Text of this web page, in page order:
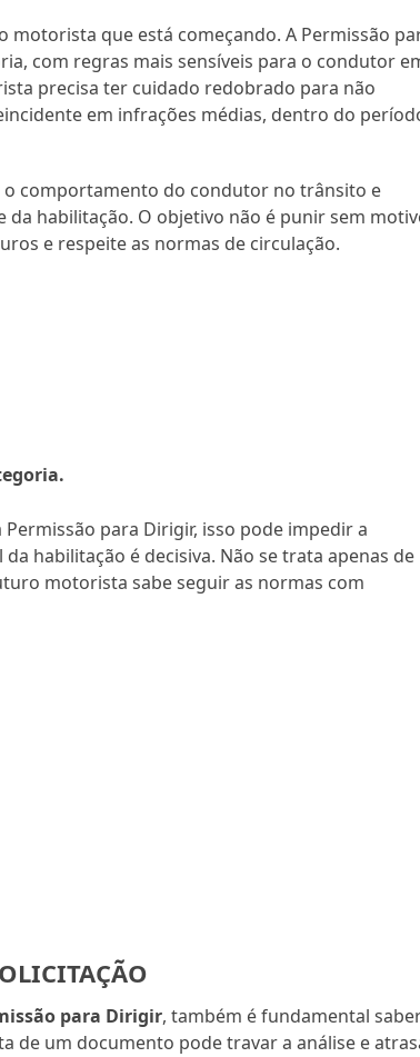
que está começando. A Permissão
com regras mais sensíveis para o condutor
precisa ter cuidado redobrado para não
em infrações médias, dentro do
o comportamento do condutor no trânsito e
habilitação. O objetivo não é punir sem
e respeite as normas de circulação.
para Dirigir, isso pode impedir a
habilitação é decisiva. Não se trata apenas de
motorista sabe seguir as normas com
para Dirigir, também é fundamental
de um documento pode travar a análise e